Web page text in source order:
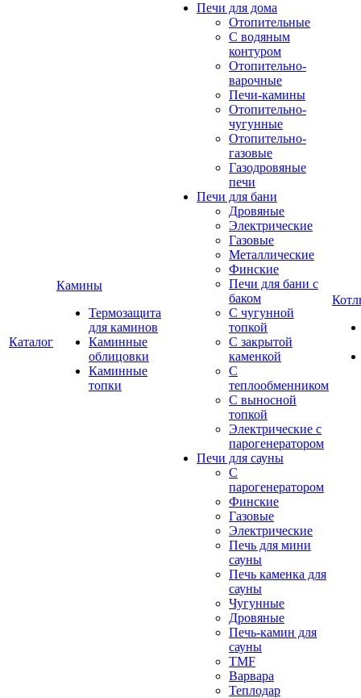
Каталог
Камины
Термозащита
для каминов
Каминные
облицовки
Каминные
топки
Печи для дома
Отопительные
C водяным
контуром
Отопительно-
варочные
Печи-камины
Отопительно-
чугунные
Отопительно-
газовые
Газодровяные
печи
Печи для бани
Дровяные
Электрические
Газовые
Металлические
Финские
Печи для бани с
баком
С чугунной
топкой
С закрытой
каменкой
С
теплообменником
С выносной
топкой
Электрические с
парогенератором
Печи для сауны
С
парогенератором
Финские
Газовые
Электрические
Печь для мини
сауны
Печь каменка для
сауны
Чугунные
Дровяные
Печь-камин для
сауны
TMF
Варвара
Теплодар